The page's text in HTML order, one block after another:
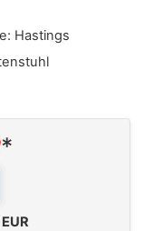
Hastings
*